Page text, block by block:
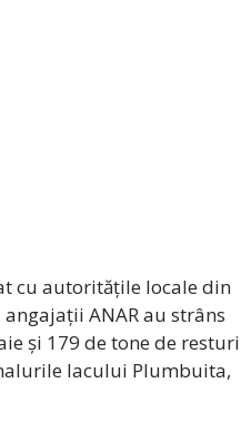
cu autoritățile locale din
ANAR au strâns
și 179 de tone de resturi
lacului Plumbuita,